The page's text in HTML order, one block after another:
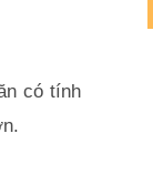
có tính